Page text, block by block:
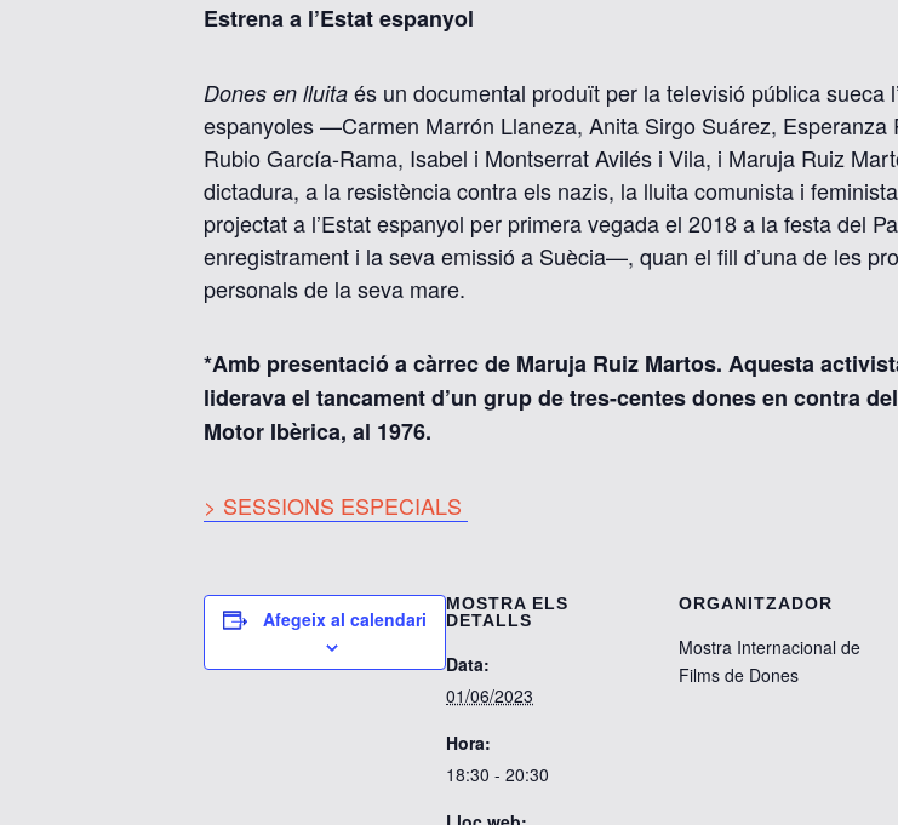
Estrena a l’Estat espanyol
Dones en lluita és un documental produït per la televisió pública sueca
espanyoles —Carmen Marrón Llaneza, Anita Sirgo Suárez,
Rubio García-Rama, Isabel i Montserrat Avilés i Vila, i Maruja Ruiz
dictadura, a la resistència contra els nazis, la lluita comunista i
projectat a l’Estat espanyol per primera vegada el 2018 a la festa del
enregistrament i la seva emissió a Suècia—, quan el fill d’una de les
personals de la seva mare.
*Amb presentació a càrrec de Maruja Ruiz Martos. Aquesta
liderava el tancament d’un grup de tres-centes dones en contra
Motor Ibèrica, al 1976.
> SESSIONS ESPECIALS
Afegeix al calendari
MOSTRA ELS
DETALLS
Data:
01/06/2023
Hora:
18:30 - 20:30
ORGANITZADOR
Mostra Internacional de
Films de Dones